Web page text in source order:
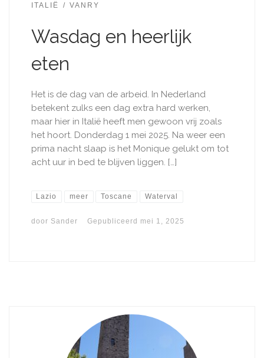
ITALIË VANRY
Wasdag en heerlijk
eten
Het is de dag van de arbeid. In Nederland
betekent zulks een dag extra hard werken,
maar hier in Italië heeft men gewoon vrij zoals
het hoort. Donderdag 1 mei 2025. Na weer een
prima nacht slaap is het Monique gelukt om tot
acht uur in bed te blijven liggen. […]
Lazio meer Toscane Waterval
door Sander Gepubliceerd mei 1, 2025